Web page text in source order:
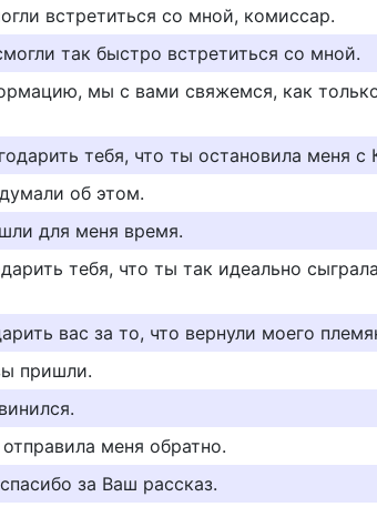
встретиться со мной, комиссар.
так быстро встретиться со мной.
мы с вами свяжемся, как
тебя, что ты остановила меня с
об этом.
для меня время.
тебя, что ты так идеально
вас за то, что вернули моего
пришли.
меня обратно.
за Ваш рассказ.